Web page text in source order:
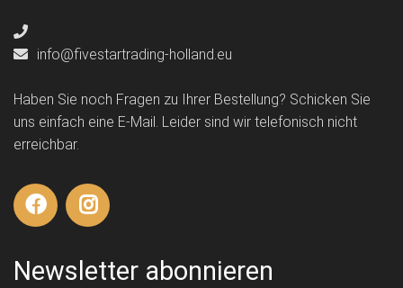
info@fivestartrading-holland.eu
Haben Sie noch Fragen zu Ihrer Bestellung? Schicken Sie
uns einfach eine E-Mail. Leider sind wir telefonisch nicht
erreichbar.
Newsletter abonnieren